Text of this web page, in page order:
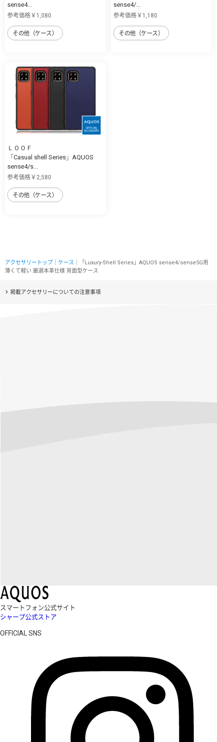
sense4...
参考価格￥1,080
その他（ケース）
sense4/...
参考価格￥1,180
その他（ケース）
ＬＯＯＦ
「Casual shell Series」AQUOS
sense4/s...
参考価格￥2,580
その他（ケース）
アクセサリートップ ケース ｜「Luxury-Shell Series」AQUOS sense4/sense5G用
薄くて軽い 厳選本革仕様 背面型ケース
掲載アクセサリーについての注意事項
スマートフォン公式サイト
シャープ公式ストア
OFFICIAL SNS